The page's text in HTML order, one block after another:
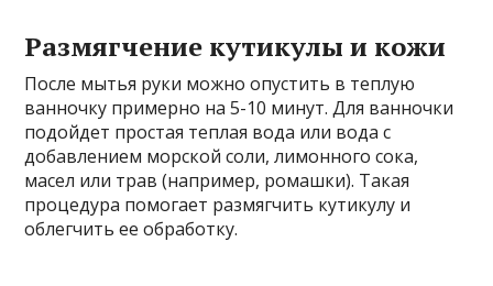
Размягчение кутикулы и кожи
После мытья руки можно опустить в теплую
ванночку примерно на 5-10 минут. Для ванночки
подойдет простая теплая вода или вода с
добавлением морской соли, лимонного сока,
масел или трав (например, ромашки). Такая
процедура помогает размягчить кутикулу и
облегчить ее обработку.